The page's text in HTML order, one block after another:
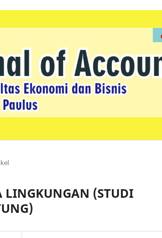
LINGKUNGAN (STUDI